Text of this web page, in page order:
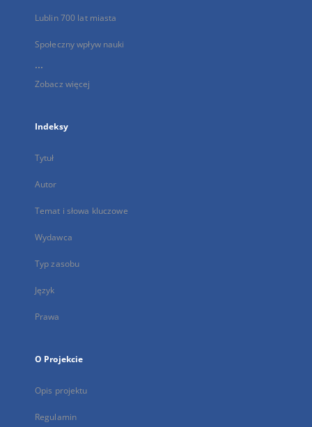
Lublin 700 lat miasta
Społeczny wpływ nauki
...
Zobacz więcej
Indeksy
Tytuł
Autor
Temat i słowa kluczowe
Wydawca
Typ zasobu
Język
Prawa
O Projekcie
Opis projektu
Regulamin